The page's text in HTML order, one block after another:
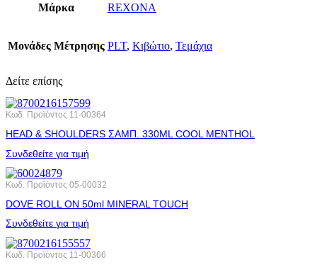
Μάρκα REXONA
Μονάδες Μέτρησης PLT, Κιβώτιο, Τεμάχια
Δείτε επίσης
Κωδ. Προϊόντος 11-00364
HEAD & SHOULDERS ΣΑΜΠ. 330ML COOL MENTHOL
Συνδεθείτε για τιμή
Κωδ. Προϊόντος 05-00032
DOVE ROLL ΟΝ 50ml MINERAL TOUCH
Συνδεθείτε για τιμή
Κωδ. Προϊόντος 11-00366